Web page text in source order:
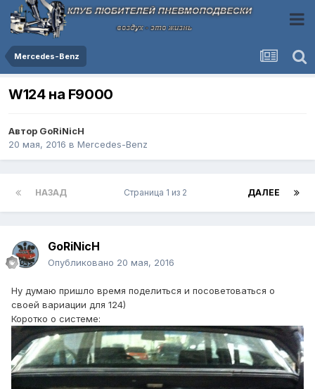
Mercedes-Benz
W124 на F9000
Автор GoRiNicH
20 мая, 2016 в Mercedes-Benz
НАЗАД ДАЛЕЕ
Страница 1 из 2
GoRiNicH
Опубликовано 20 мая, 2016
Ну думаю пришло время поделиться и посоветоваться о
своей вариации для 124)
Коротко о системе: